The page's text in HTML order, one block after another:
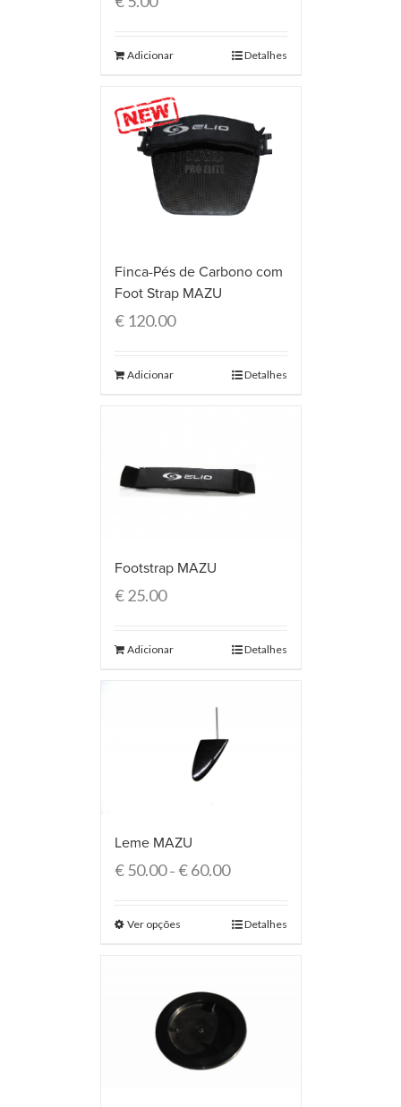
Adicionar Detalhes
Finca-Pés de Carbono com
Foot Strap MAZU
€120.00
Adicionar Detalhes
Footstrap MAZU
€25.00
Adicionar Detalhes
Leme MAZU
€50.00–€60.00
Ver opções Detalhes